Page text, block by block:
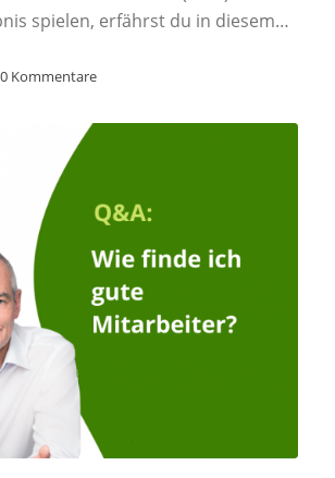
spielen, erfährst du in diesem…
0 Kommentare